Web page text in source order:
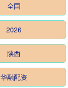
全国
2026
陕西
华融配资